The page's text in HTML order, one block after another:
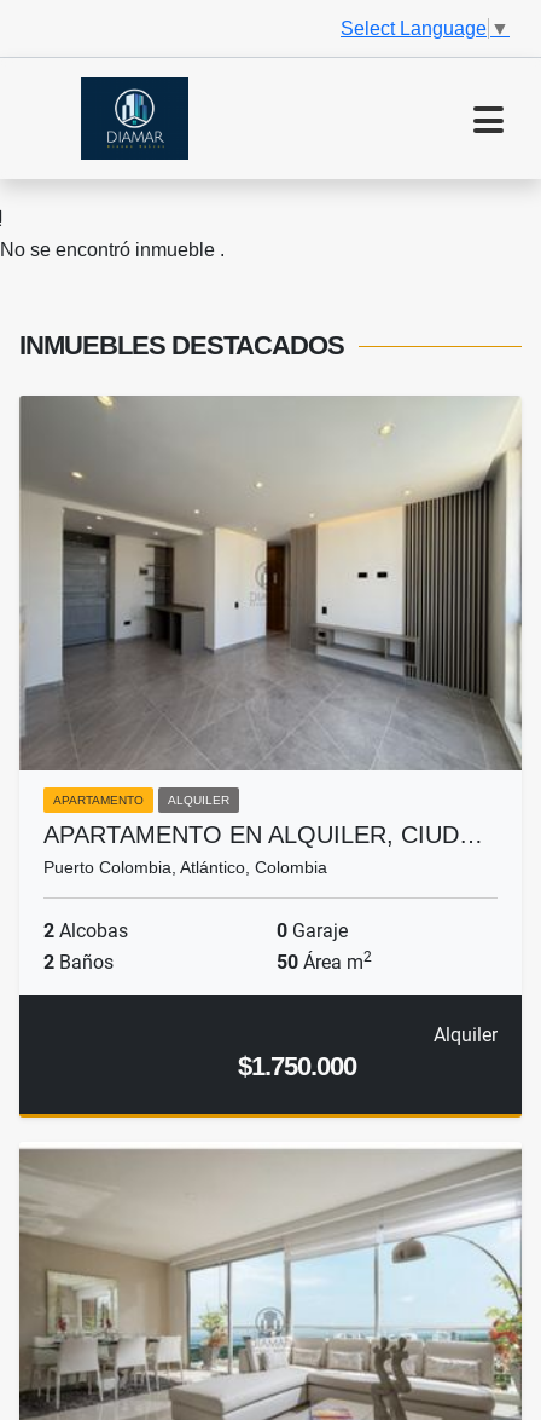
Select Language ▼
No se encontró inmueble .
INMUEBLES DESTACADOS
APARTAMENTO ALQUILER
APARTAMENTO EN ALQUILER, CIUD…
Puerto Colombia, Atlántico, Colombia
2 Alcobas 0 Garaje
2 Baños 50 Área m2
Alquiler
$1.750.000